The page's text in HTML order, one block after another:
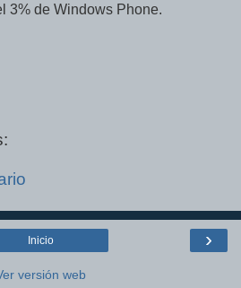
3% de Windows Phone.
›
Inicio
versión web